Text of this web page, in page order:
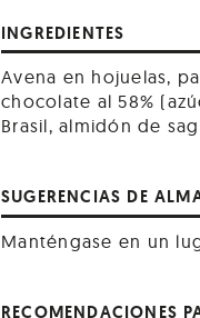
INGREDIENTES
Avena en hojuelas,
chocolate al 58%
Brasil, almidón de
SUGERENCIAS DE
Manténgase en un
RECOMENDACIONES